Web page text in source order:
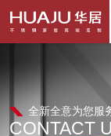
全新全意为您服
CONTACT